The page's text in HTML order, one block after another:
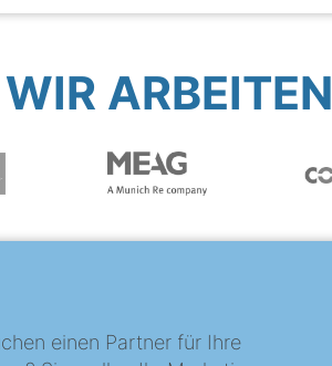
ARBEITEN
einen Partner für Ihre